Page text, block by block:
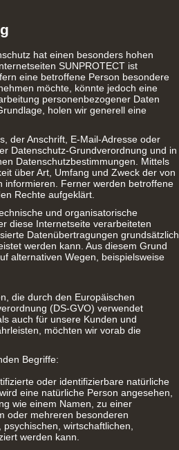
hat einen besonders hohen
SUNPROTECT ist
eine betroffene Person besondere
möchte, könnte jedoch eine
personenbezogener Daten
holen wir generell eine
der Anschrift, E-Mail-Adresse oder
Datenschutz-Grundverordnung und in
Datenschutzbestimmungen. Mittels
über Art, Umfang und Zweck der von
informieren. Ferner werden betroffene
Rechte aufgeklärt.
und organisatorische
diese Internetseite verarbeiteten
Datenübertragungen grundsätzlich
werden kann. Aus diesem Grund
alternativen Wegen, beispielsweise
die durch den Europäischen
(DS-GVO) verwendet
auch für unsere Kunden und
möchten wir vorab die
Begriffe:
oder identifizierbare natürliche
eine natürliche Person angesehen,
wie einem Namen, zu einer
oder mehreren besonderen
wirtschaftlichen,
werden kann.